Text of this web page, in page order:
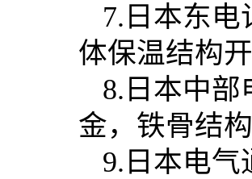
7.日本东
体保温结构
8.日本中
金，铁骨结
9.日本电